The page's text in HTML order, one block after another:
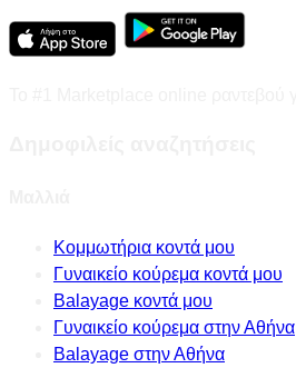
Κομμωτήρια κοντά μου
Γυναικείο κούρεμα κοντά μου
Balayage κοντά μου
Γυναικείο κούρεμα στην Αθήνα
Balayage στην Αθήνα